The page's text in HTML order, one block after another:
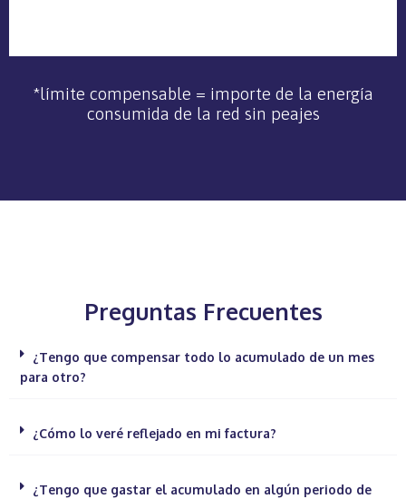
*límite compensable = importe de la energía
consumida de la red sin peajes
Preguntas Frecuentes
¿Tengo que compensar todo lo acumulado de un mes
para otro?
¿Cómo lo veré reflejado en mi factura?
¿Tengo que gastar el acumulado en algún periodo de